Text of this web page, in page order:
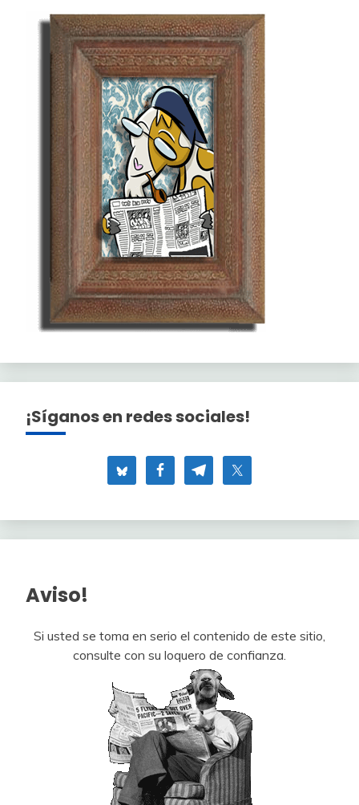
¡Síganos en redes sociales!
Aviso!
Si usted se toma en serio el contenido de este sitio,
consulte con su loquero de confianza.